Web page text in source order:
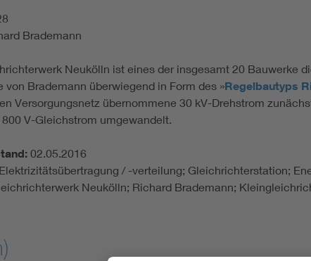
Brademann
Neukölln ist eines der insgesamt 20 Bauwerke
von Brademann überwiegend in Form des »Regelbautyps
Versorgungsnetz übernommene 30 kV-Drehstrom
800 V-Gleichstrom umgewandelt.
02.05.2016
Elektrizitätsübertragung / -verteilung; Gleichrichterstation;
Neukölln; Richard Brademann;